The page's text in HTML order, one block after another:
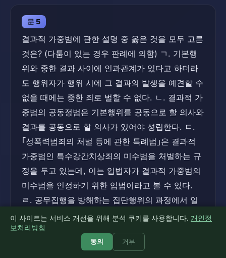
문 5
결과적 가중범에 관한 설명 중 옳은 것을 모두 고른
것은? (다툼이 있는 경우 판례에 의함) ㄱ. 기본행
위와 중한 결과 사이에 인과관계가 있다고 하더라
도 행위자가 행위 시에 그 결과의 발생을 예견할 수
없을 때에는 중한 죄로 벌할 수 없다. ㄴ. 결과적 가
중범의 공동정범은 기본행위를 공동으로 할 의사와
결과를 공동으로 할 의사가 있어야 성립한다. ㄷ.
｢성폭력범죄의 처벌 등에 관한 특례법｣은 결과적
가중범인 특수강간치상죄의 미수범을 처벌하는 규
정을 두고 있는데, 이는 입법자가 결과적 가중범의
미수범을 인정하기 위한 입법이라고 볼 수 있다.
ㄹ. 공무집행을 방해하는 집단행위의 과정에서 일
부 집단원이 경찰관이 현존하는 건물에 방화를 하
여 상해의 결과를 초래한 경우에 방화에 공모한 바
없는 다른 집단원 甲이 그 방화로 인한 상해의 결과
이 사이트는 서비스 개선을 위해 분석 쿠키를 사용합니다. 개인정
보처리방침
동의 거부